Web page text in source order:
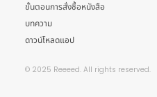
ขั้นตอนการสั่งซื้อหนังสือ
บทความ
ดาวน์โหลดแอป
© 2025 Reeeed. All rights reserved.